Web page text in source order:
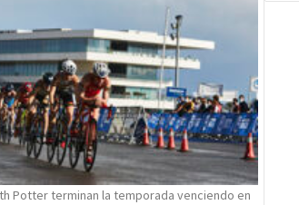
Potter terminan la temporada venciendo en